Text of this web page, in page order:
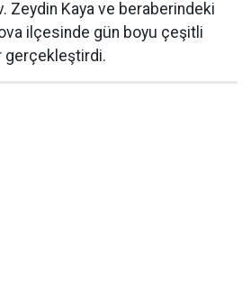
Zeydin Kaya ve beraberindeki
ilçesinde gün boyu çeşitli
gerçekleştirdi.